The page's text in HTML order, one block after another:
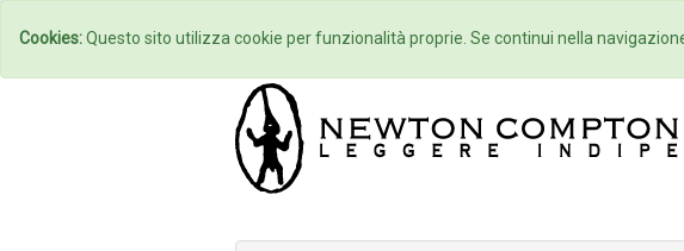
Home Autori Eventi
Cookies:Questo sito utilizza cookie per funzionalità proprie. Se continui nella